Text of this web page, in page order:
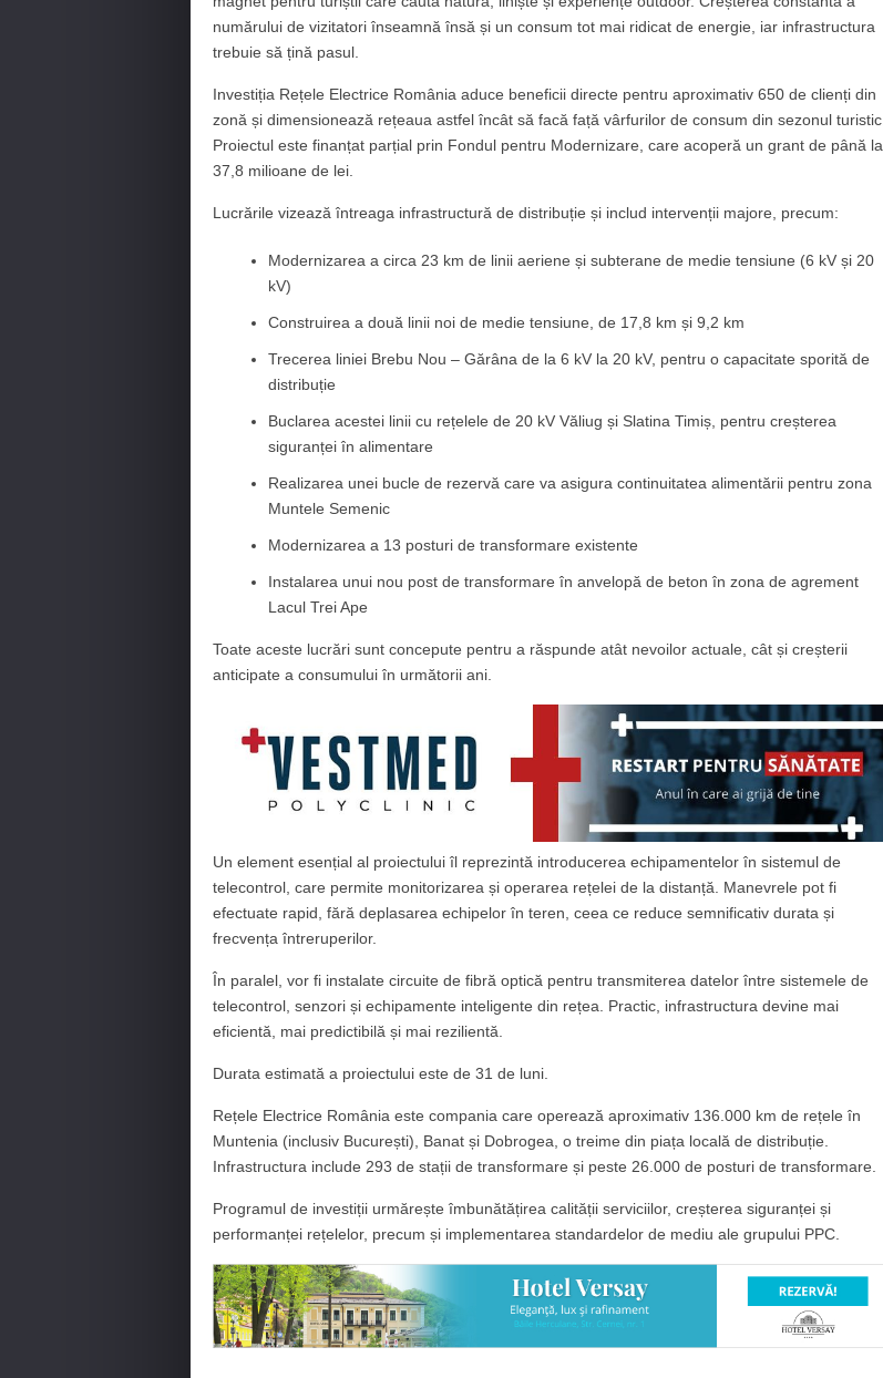
numărului de vizitatori înseamnă însă și un consum tot mai ridicat de energie, iar infrastructura
trebuie să țină pasul.
Investiția Rețele Electrice România aduce beneficii directe pentru aproximativ 650 de clienți din
zonă și dimensionează rețeaua astfel încât să facă față vârfurilor de consum din sezonul turistic.
Proiectul este finanțat parțial prin Fondul pentru Modernizare, care acoperă un grant de până la
37,8 milioane de lei.
Lucrările vizează întreaga infrastructură de distribuție și includ intervenții majore, precum:
Modernizarea a circa 23 km de linii aeriene și subterane de medie tensiune (6 kV și 20
kV)
Construirea a două linii noi de medie tensiune, de 17,8 km și 9,2 km
Trecerea liniei Brebu Nou – Gărâna de la 6 kV la 20 kV, pentru o capacitate sporită de
distribuție
Buclarea acestei linii cu rețelele de 20 kV Văliug și Slatina Timiș, pentru creșterea
siguranței în alimentare
Realizarea unei bucle de rezervă care va asigura continuitatea alimentării pentru zona
Muntele Semenic
Modernizarea a 13 posturi de transformare existente
Instalarea unui nou post de transformare în anvelopă de beton în zona de agrement
Lacul Trei Ape
Toate aceste lucrări sunt concepute pentru a răspunde atât nevoilor actuale, cât și creșterii
anticipate a consumului în următorii ani.
Un element esențial al proiectului îl reprezintă introducerea echipamentelor în sistemul de
telecontrol, care permite monitorizarea și operarea rețelei de la distanță. Manevrele pot fi
efectuate rapid, fără deplasarea echipelor în teren, ceea ce reduce semnificativ durata și
frecvența întreruperilor.
În paralel, vor fi instalate circuite de fibră optică pentru transmiterea datelor între sistemele de
telecontrol, senzori și echipamente inteligente din rețea. Practic, infrastructura devine mai
eficientă, mai predictibilă și mai rezilientă.
Durata estimată a proiectului este de 31 de luni.
Rețele Electrice România este compania care operează aproximativ 136.000 km de rețele în
Muntenia (inclusiv București), Banat și Dobrogea, o treime din piața locală de distribuție.
Infrastructura include 293 de stații de transformare și peste 26.000 de posturi de transformare.
Programul de investiții urmărește îmbunătățirea calității serviciilor, creșterea siguranței și
performanței rețelelor, precum și implementarea standardelor de mediu ale grupului PPC.